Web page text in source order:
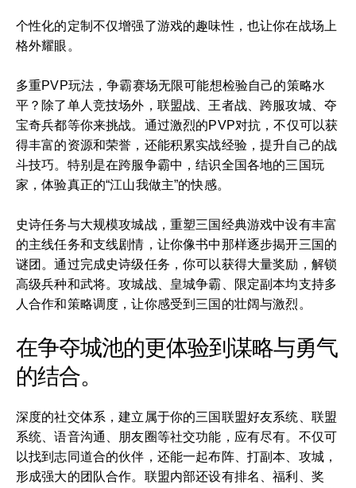
个性化的定制不仅增强了游戏的趣味性，也让你在战场上
格外耀眼。
多重PVP玩法，争霸赛场无限可能想检验自己的策略水
平？除了单人竞技场外，联盟战、王者战、跨服攻城、夺
宝奇兵都等你来挑战。通过激烈的PVP对抗，不仅可以获
得丰富的资源和荣誉，还能积累实战经验，提升自己的战
斗技巧。特别是在跨服争霸中，结识全国各地的三国玩
家，体验真正的“江山我做主”的快感。
史诗任务与大规模攻城战，重塑三国经典游戏中设有丰富
的主线任务和支线剧情，让你像书中那样逐步揭开三国的
谜团。通过完成史诗级任务，你可以获得大量奖励，解锁
高级兵种和武将。攻城战、皇城争霸、限定副本均支持多
人合作和策略调度，让你感受到三国的壮阔与激烈。
在争夺城池的更体验到谋略与勇气
的结合。
深度的社交体系，建立属于你的三国联盟好友系统、联盟
系统、语音沟通、朋友圈等社交功能，应有尽有。不仅可
以找到志同道合的伙伴，还能一起布阵、打副本、攻城，
形成强大的团队合作。联盟内部还设有排名、福利、奖